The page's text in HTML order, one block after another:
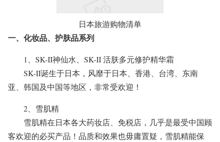
日本旅游购物清单
一、化妆品、护肤品系列
1、SK-II神仙水、SK-II 活肤多元修护精华霜
SK-II诞生于日本，风靡于日本、香港、台湾、东南
亚、韩国及中国等地区，非常受欢迎！
2、雪肌精
雪肌精在日本各大药妆店、免税店，几乎是最受中国顾
客欢迎的必买产品！品质和效果也毋庸置疑，雪肌精能保